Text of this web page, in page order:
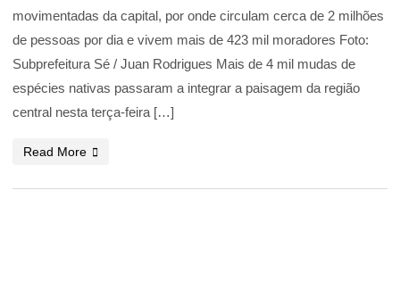
movimentadas da capital, por onde circulam cerca de 2 milhões
de pessoas por dia e vivem mais de 423 mil moradores Foto:
Subprefeitura Sé / Juan Rodrigues Mais de 4 mil mudas de
espécies nativas passaram a integrar a paisagem da região
central nesta terça-feira […]
Read More